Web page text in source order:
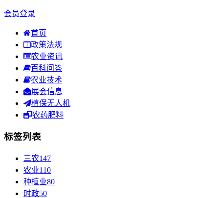
会员登录
首页
政策法规
农业资讯
百科问答
农业技术
展会信息
植保无人机
农药肥料
标签列表
三农147
农业110
种植业80
时政50